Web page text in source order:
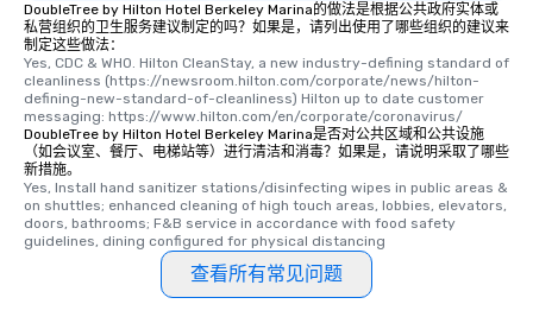
DoubleTree by Hilton Hotel Berkeley Marina的做法是根据公共政府实体或
私营组织的卫生服务建议制定的吗？如果是，请列出使用了哪些组织的建议来
制定这些做法：
Yes, CDC & WHO. Hilton CleanStay, a new industry-defining standard of
cleanliness (https://newsroom.hilton.com/corporate/news/hilton-
defining-new-standard-of-cleanliness) Hilton up to date customer
messaging: https://www.hilton.com/en/corporate/coronavirus/
DoubleTree by Hilton Hotel Berkeley Marina是否对公共区域和公共设施
（如会议室、餐厅、电梯站等）进行清洁和消毒？如果是，请说明采取了哪些
新措施。
Yes, Install hand sanitizer stations/disinfecting wipes in public areas &
on shuttles; enhanced cleaning of high touch areas, lobbies, elevators,
doors, bathrooms; F&B service in accordance with food safety
guidelines, dining configured for physical distancing
查看所有常见问题